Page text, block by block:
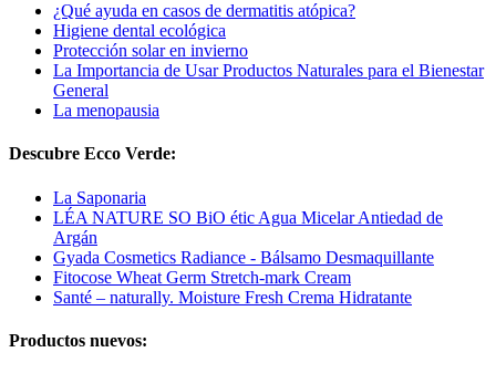
¿Qué ayuda en casos de dermatitis atópica?
Higiene dental ecológica
Protección solar en invierno
La Importancia de Usar Productos Naturales para el Bienestar
General
La menopausia
Descubre Ecco Verde:
La Saponaria
LÉA NATURE SO BiO étic Agua Micelar Antiedad de
Argán
Gyada Cosmetics Radiance - Bálsamo Desmaquillante
Fitocose Wheat Germ Stretch-mark Cream
Santé – naturally. Moisture Fresh Crema Hidratante
Productos nuevos: